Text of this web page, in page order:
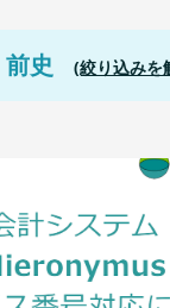
史 (絞り込みを